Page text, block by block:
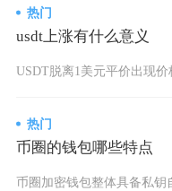
热门
usdt上涨有什么意义
热门
币圈的钱包哪些特点